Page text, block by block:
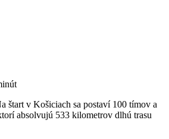
štart v Košiciach sa postaví 100 tímov a
absolvujú 533 kilometrov dlhú trasu